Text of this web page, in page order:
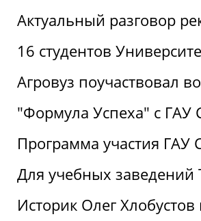
Актуальный разговор
16 студентов
Агровуз поучаствовал
"Формула Успеха" с ГАУ
Программа участия ГАУ
Для учебных
Историк Олег